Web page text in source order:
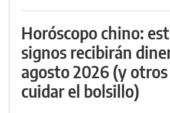
Horóscopo chino:
signos recibirán
agosto 2026 (y
cuidar el bolsillo)